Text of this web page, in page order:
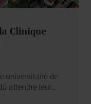
Clinique
universitaire de
attendre leur…